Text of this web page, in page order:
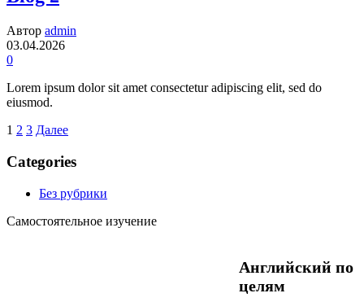
Автор admin
03.04.2026
0
Lorem ipsum dolor sit amet consectetur adipiscing elit, sed do
eiusmod.
записей
1 2 3 Далее
Categories
Без рубрики
Самостоятельное изучение
Английский по
целям